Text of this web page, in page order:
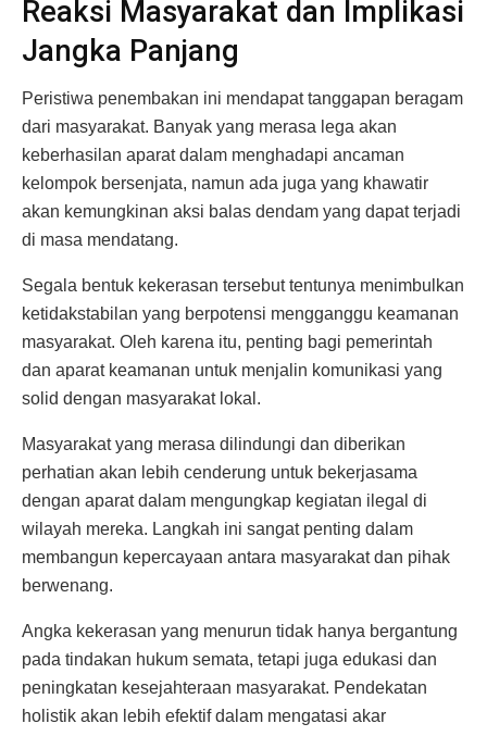
Reaksi Masyarakat dan Implikasi
Jangka Panjang
Peristiwa penembakan ini mendapat tanggapan beragam
dari masyarakat. Banyak yang merasa lega akan
keberhasilan aparat dalam menghadapi ancaman
kelompok bersenjata, namun ada juga yang khawatir
akan kemungkinan aksi balas dendam yang dapat terjadi
di masa mendatang.
Segala bentuk kekerasan tersebut tentunya menimbulkan
ketidakstabilan yang berpotensi mengganggu keamanan
masyarakat. Oleh karena itu, penting bagi pemerintah
dan aparat keamanan untuk menjalin komunikasi yang
solid dengan masyarakat lokal.
Masyarakat yang merasa dilindungi dan diberikan
perhatian akan lebih cenderung untuk bekerjasama
dengan aparat dalam mengungkap kegiatan ilegal di
wilayah mereka. Langkah ini sangat penting dalam
membangun kepercayaan antara masyarakat dan pihak
berwenang.
Angka kekerasan yang menurun tidak hanya bergantung
pada tindakan hukum semata, tetapi juga edukasi dan
peningkatan kesejahteraan masyarakat. Pendekatan
holistik akan lebih efektif dalam mengatasi akar